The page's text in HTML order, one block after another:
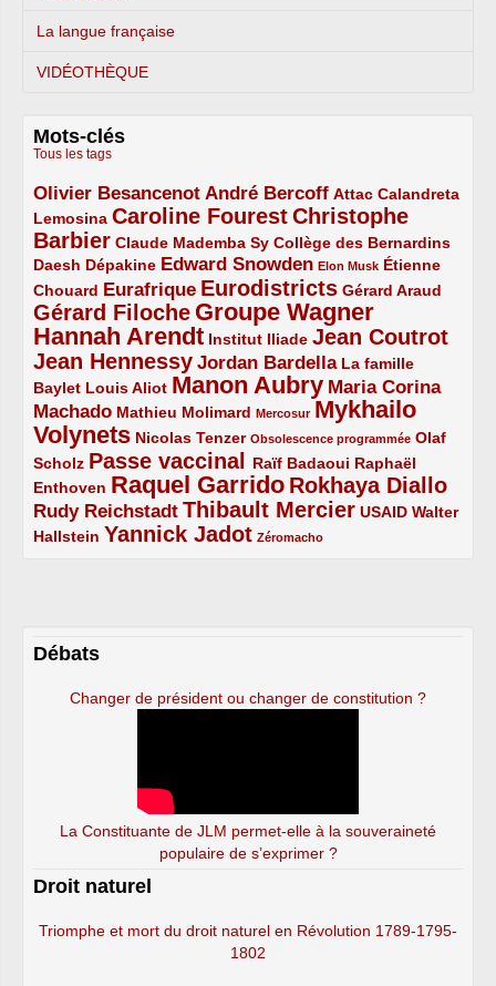
La langue française
VIDÉOTHÈQUE
Mots-clés
Tous les tags
Olivier Besancenot
3/5 André Bercoff
3/5 Attac
2/5
Calandreta
Lemosina
2/5 Caroline Fourest
4/5
Christophe
Barbier
4/5 Claude Mademba Sy
2/5 Collège des Bernardins
2/5
Daesh
2/5 Dépakine
2/5 Edward Snowden
3/5 Elon Musk
1/5
Étienne
Chouard
2/5 Eurafrique
3/5 Eurodistricts
4/5 Gérard Araud
2/5
Gérard Filoche
4/5 Groupe Wagner
5/5
Hannah Arendt
5/5 Institut Iliade
2/5 Jean Coutrot
4/5
Jean Hennessy
4/5 Jordan Bardella
3/5
La famille
Baylet
2/5 Louis Aliot
2/5 Manon Aubry
5/5
Maria Corina
Machado
3/5 Mathieu Molimard
2/5 Mercosur
1/5
Mykhailo
Volynets
5/5 Nicolas Tenzer
2/5 Obsolescence programmée
1/5
Olaf
Scholz
2/5 Passe vaccinal
4/5 Raïf Badaoui
2/5
Raphaël
Enthoven
2/5 Raquel Garrido
5/5 Rokhaya Diallo
4/5
Rudy Reichstadt
3/5 Thibault Mercier
4/5 USAID
2/5
Walter
Hallstein
2/5 Yannick Jadot
4/5 Zéromacho
1/5
Débats
Changer de président ou changer de constitution ?
La Constituante de JLM permet-elle à la souveraineté
populaire de s’exprimer ?
Droit naturel
Triomphe et mort du droit naturel en Révolution 1789-1795-
1802